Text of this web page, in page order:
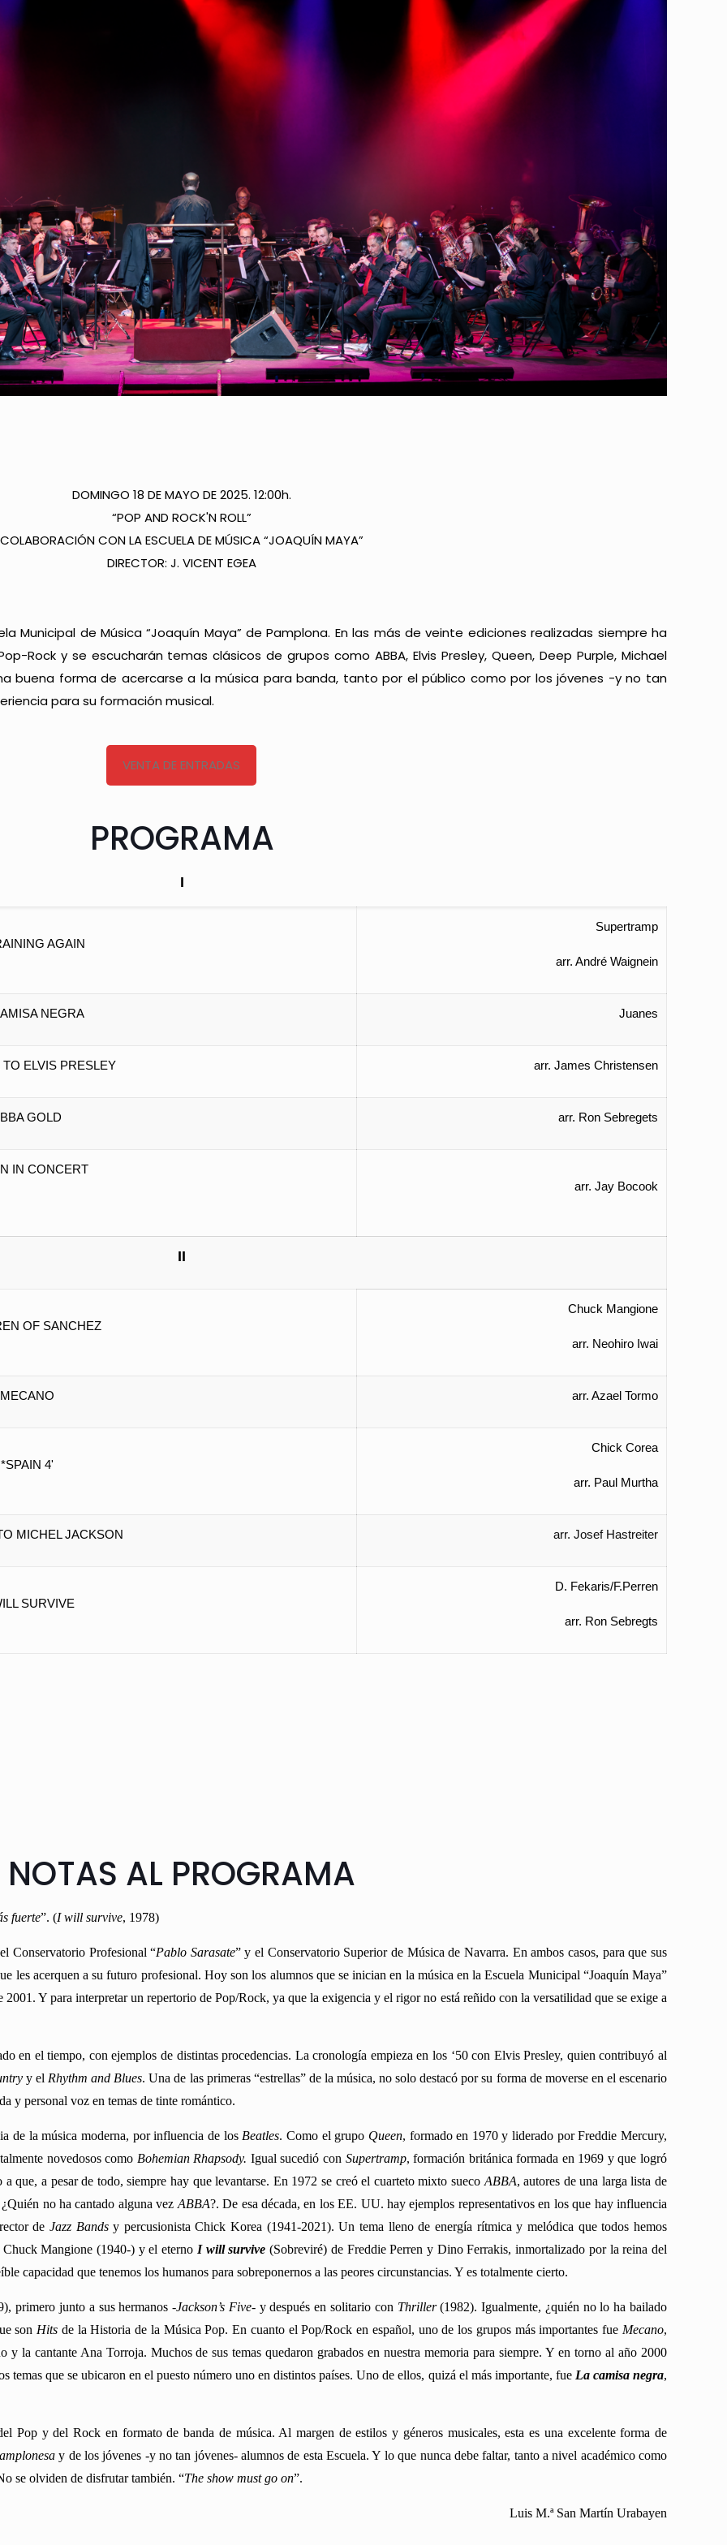
DOMINGO 18 DE MAYO DE 2025. 12:00h.
“POP AND ROCK'N ROLL”
COLABORACIÓN CON LA ESCUELA DE MÚSICA “JOAQUÍN MAYA”
DIRECTOR: J. VICENT EGEA
Municipal de Música “Joaquín Maya” de Pamplona. En las más de veinte ediciones realizadas siempre ha
Rock y se escucharán temas clásicos de grupos como ABBA, Elvis Presley, Queen, Deep Purple, Michael
buena forma de acercarse a la música para banda, tanto por el público como por los jóvenes -y no tan
para su formación musical.
VENTA DE ENTRADAS
PROGRAMA
I
AGAIN
Supertramp
arr. André Waignein
NEGRA Juanes
ELVIS PRESLEY arr. James Christensen
GOLD arr. Ron Sebregets
IN CONCERT
arr. Jay Bocook
II
OF SANCHEZ
Chuck Mangione
arr. Neohiro Iwai
MECANO arr. Azael Tormo
*SPAIN 4'
Chick Corea
arr. Paul Murtha
MICHEL JACKSON arr. Josef Hastreiter
SURVIVE
D. Fekaris/F.Perren
arr. Ron Sebregts
NOTAS AL PROGRAMA
fuerte”. (I will survive, 1978)
Conservatorio Profesional “Pablo Sarasate” y el Conservatorio Superior de Música de Navarra. En ambos casos, para que sus
les acerquen a su futuro profesional. Hoy son los alumnos que se inician en la música en la Escuela Municipal “Joaquín Maya”
Y para interpretar un repertorio de Pop/Rock, ya que la exigencia y el rigor no está reñido con la versatilidad que se exige a
en el tiempo, con ejemplos de distintas procedencias. La cronología empieza en los ‘50 con Elvis Presley, quien contribuyó al
y el Rhythm and Blues. Una de las primeras “estrellas” de la música, no solo destacó por su forma de moverse en el escenario
y personal voz en temas de tinte romántico.
de la música moderna, por influencia de los Beatles. Como el grupo Queen, formado en 1970 y liderado por Freddie Mercury,
novedosos como Bohemian Rhapsody. Igual sucedió con Supertramp, formación británica formada en 1969 y que logró
que, a pesar de todo, siempre hay que levantarse. En 1972 se creó el cuarteto mixto sueco ABBA, autores de una larga lista de
no ha cantado alguna vez ABBA?. De esa década, en los EE. UU. hay ejemplos representativos en los que hay influencia
de Jazz Bandsy percusionista Chick Korea (1941-2021). Un tema lleno de energía rítmica y melódica que todos hemos
Chuck Mangione (1940-) y el eterno I will survive (Sobreviré) de Freddie Perren y Dino Ferrakis, inmortalizado por la reina del
capacidad que tenemos los humanos para sobreponernos a las peores circunstancias. Y es totalmente cierto.
primero junto a sus hermanos -Jackson’s Five- y después en solitario con Thriller(1982).Igualmente, ¿quién no lo ha bailado
son Hits de la Historia de la Música Pop. En cuanto el Pop/Rock en español, uno de los grupos más importantes fue Mecano,
la cantante Ana Torroja. Muchos de sus temas quedaron grabados en nuestra memoria para siempre. Y en torno al año 2000
temas que se ubicaron en el puesto número uno en distintos países. Uno de ellos, quizá el más importante, fue La camisa negra,
Pop y del Rock en formato de banda de música. Al margen de estilos y géneros musicales, esta es una excelente forma de
y de los jóvenes -y no tan jóvenes- alumnos de esta Escuela. Y lo que nunca debe faltar, tanto a nivel académico como
se olviden de disfrutar también. “The show must go on”.
Luis M.ª San Martín Urabayen